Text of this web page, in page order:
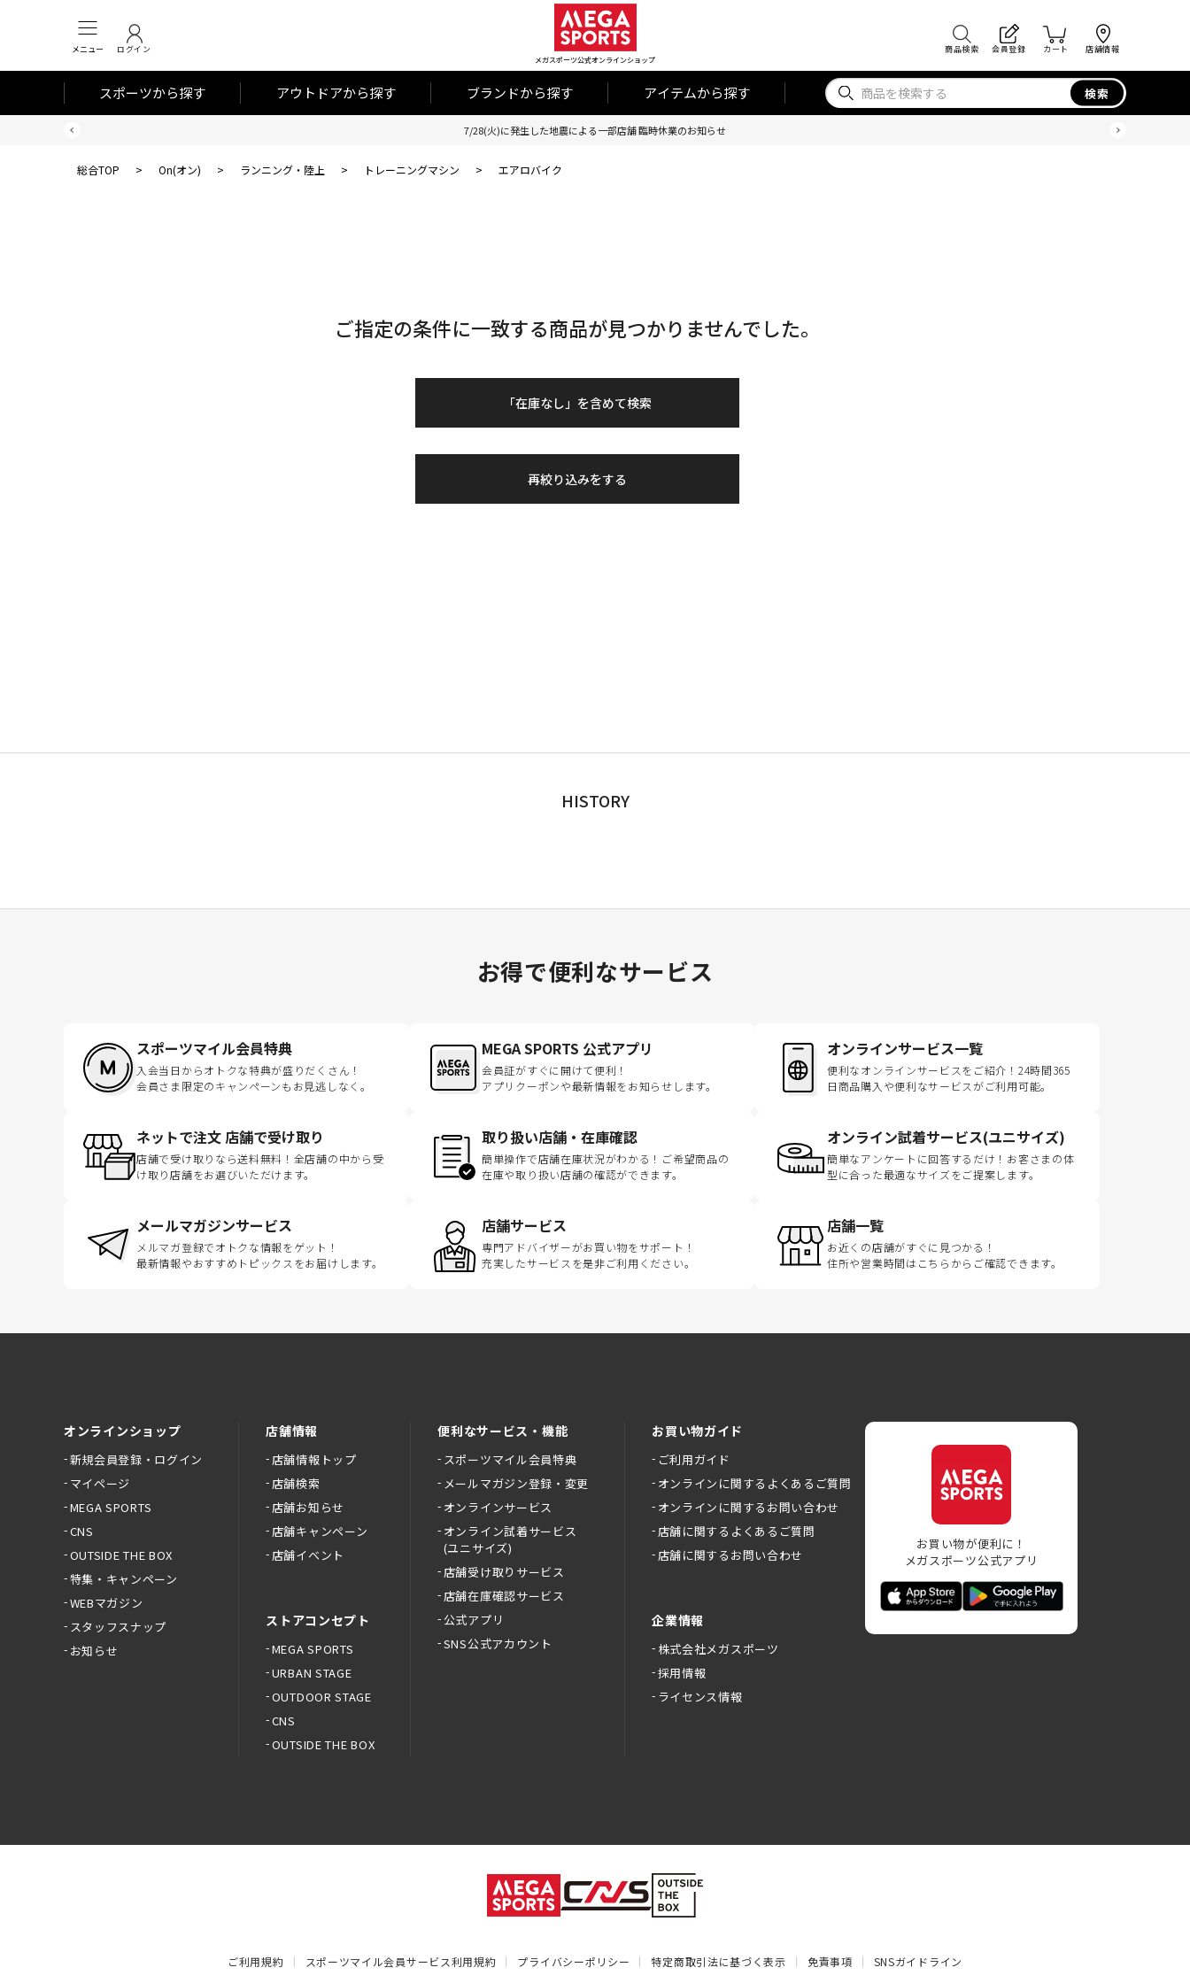
メニュー ログイン
メガスポーツ公式オンラインショップ
商品検索 会員登録 カート 店舗情報
スポーツから探す アウトドアから探す ブランドから探す アイテムから探す 検索
7/28(火)に発生した地震による一部店舗 臨時休業のお知らせ
総合TOP > On(オン) > ランニング・陸上 > トレーニングマシン > エアロバイク
ご指定の条件に一致する商品が見つかりませんでした。
「在庫なし」を含めて検索
再絞り込みをする
HISTORY
お得で便利なサービス
スポーツマイル会員特典
入会当日からオトクな特典が盛りだくさん！
会員さま限定のキャンペーンもお見逃しなく。
MEGA SPORTS 公式アプリ
会員証がすぐに開けて便利！
アプリクーポンや最新情報をお知らせします。
オンラインサービス一覧
便利なオンラインサービスをご紹介！24時間365
日商品購入や便利なサービスがご利用可能。
ネットで注文 店舗で受け取り
店舗で受け取りなら送料無料！全店舗の中から受
け取り店舗をお選びいただけます。
取り扱い店舗・在庫確認
簡単操作で店舗在庫状況がわかる！ご希望商品の
在庫や取り扱い店舗の確認ができます。
オンライン試着サービス(ユニサイズ)
簡単なアンケートに回答するだけ！お客さまの体
型に合った最適なサイズをご提案します。
メールマガジンサービス
メルマガ登録でオトクな情報をゲット！
最新情報やおすすめトピックスをお届けします。
店舗サービス
専門アドバイザーがお買い物をサポート！
充実したサービスを是非ご利用ください。
店舗一覧
お近くの店舗がすぐに見つかる！
住所や営業時間はこちらからご確認できます。
オンラインショップ
新規会員登録・ログイン
マイページ
MEGA SPORTS
CNS
OUTSIDE THE BOX
特集・キャンペーン
WEBマガジン
スタッフスナップ
お知らせ
店舗情報
店舗情報トップ
店舗検索
店舗お知らせ
店舗キャンペーン
店舗イベント
ストアコンセプト
MEGA SPORTS
URBAN STAGE
OUTDOOR STAGE
CNS
OUTSIDE THE BOX
便利なサービス・機能
スポーツマイル会員特典
メールマガジン登録・変更
オンラインサービス
オンライン試着サービス
(ユニサイズ)
店舗受け取りサービス
店舗在庫確認サービス
公式アプリ
SNS公式アカウント
お買い物ガイド
ご利用ガイド
オンラインに関するよくあるご質問
オンラインに関するお問い合わせ
店舗に関するよくあるご質問
店舗に関するお問い合わせ
企業情報
株式会社メガスポーツ
採用情報
ライセンス情報
お買い物が便利に！
メガスポーツ公式アプリ
ご利用規約 スポーツマイル会員サービス利用規約 プライバシーポリシー 特定商取引法に基づく表示 免責事項 SNSガイドライン